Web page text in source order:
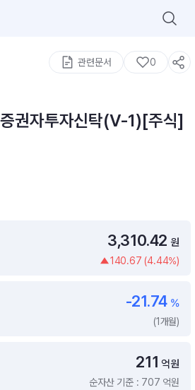
구성종목 검색
관련문서 0
권자투자신탁(V-1)[주식]
3,310.42 원
140.67 (4.44%)
-21.74 %
(1개월)
211 억원
순자산 기준 : 707 억원
월배당 · 모으기 · 포트래빗 관리
ETF 랭킹 · ETF 찾기 · 종목찾기